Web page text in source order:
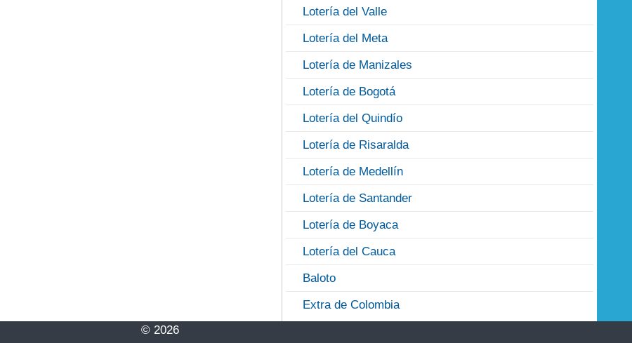
Lotería del Valle
Lotería del Meta
Lotería de Manizales
Lotería de Bogotá
Lotería del Quindío
Lotería de Risaralda
Lotería de Medellín
Lotería de Santander
Lotería de Boyaca
Lotería del Cauca
Baloto
Extra de Colombia
© 2026